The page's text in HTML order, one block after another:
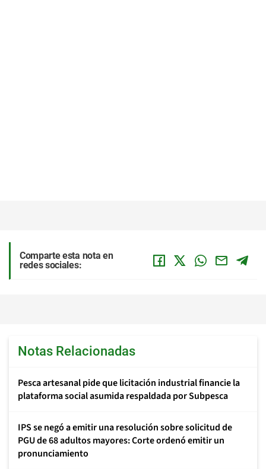
Comparte esta nota en
redes sociales:
Notas Relacionadas
Pesca artesanal pide que licitación industrial financie la
plataforma social asumida respaldada por Subpesca
IPS se negó a emitir una resolución sobre solicitud de
PGU de 68 adultos mayores: Corte ordenó emitir un
pronunciamiento